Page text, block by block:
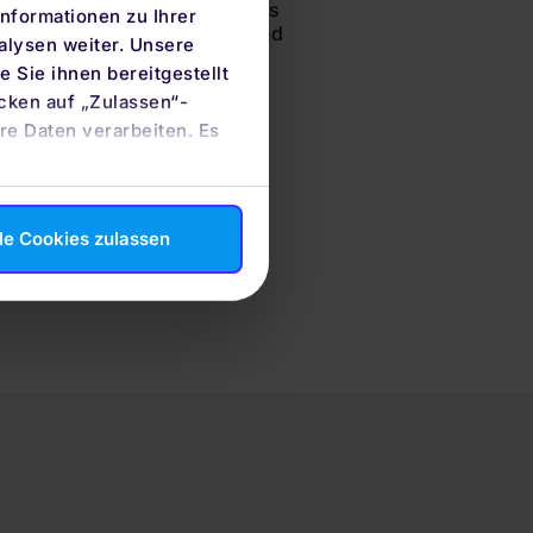
zu Ihrer
weiter. Unsere
Sie ihnen bereitgestellt
auf „Zulassen“-
Daten verarbeiten. Es
Cookies zulassen
so Schmidt. „Wir haben es
erfolgreich zu agieren – und
Turbulenzen an den
Kunden und auch
Kurse zum Nachkauf.